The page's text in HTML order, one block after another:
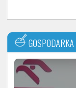
GOSPODARKA